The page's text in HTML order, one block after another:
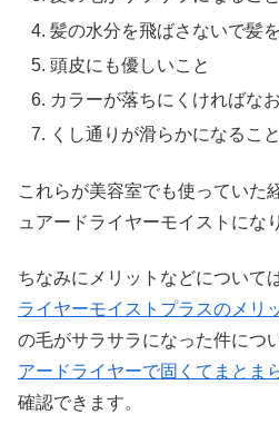
髪の水分を飛ばさないで髪
頭皮にも優しいこと
カラーが落ちにくければな
くし通りが滑らかになること
これらが美容室でも使っていた
ュアードライヤーモイストにな
ちなみにメリットなどについて
ライヤーモイストプラスのメリ
の毛がサラサラになった件につ
アードライヤーで固くてまとま
確認できます。